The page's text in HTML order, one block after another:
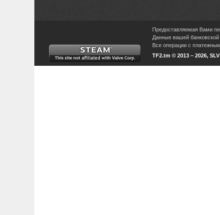
Предоставляемая Вами
Данные вашей
Все операции с
TF2.tm © 2013 – 2026,